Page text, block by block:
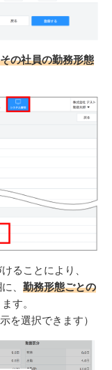
その社員の勤務形態
ることにより、
、 勤務形態ごとの
す。
を選択できます）